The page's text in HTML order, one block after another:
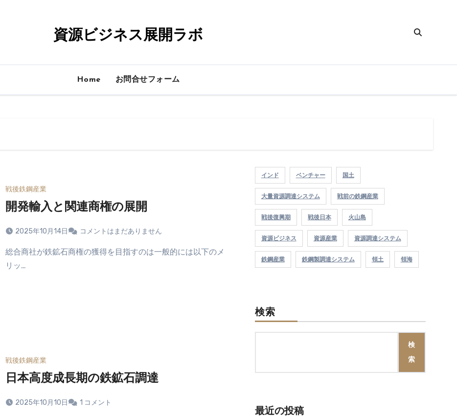
資源ビジネス展開ラボ
Home お問合せフォーム
戦後鉄鋼産業
開発輸入と関連商権の展開
2025年10月14日 コメントはまだありません
総合商社が鉄鉱石商権の獲得を目指すのは一般的には以下のメ
リッ…
戦後鉄鋼産業
日本高度成長期の鉄鉱石調達
2025年10月10日 1 コメント
インド ベンチャー 国土
大量資源調達システム 戦前の鉄鋼産業
戦後復興期 戦後日本 火山島
資源ビジネス 資源産業 資源調達システム
鉄鋼産業 鉄鋼製調達システム 領土 領海
検索
検
索
最近の投稿